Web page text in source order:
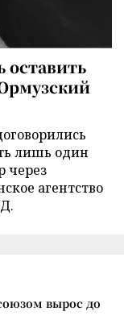
оставить
лишь один
через
агентство
вырос до